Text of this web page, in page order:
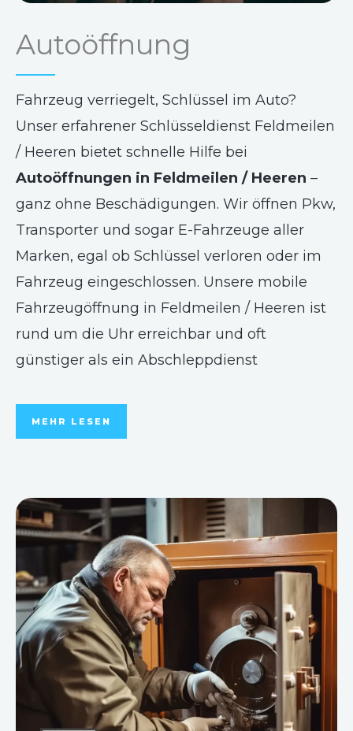
Autoöffnung
Fahrzeug verriegelt, Schlüssel im Auto?
Unser erfahrener Schlüsseldienst Feldmeilen
/ Heeren bietet schnelle Hilfe bei
Autoöffnungen in Feldmeilen / Heeren –
ganz ohne Beschädigungen. Wir öffnen Pkw,
Transporter und sogar E-Fahrzeuge aller
Marken, egal ob Schlüssel verloren oder im
Fahrzeug eingeschlossen. Unsere mobile
Fahrzeugöffnung in Feldmeilen / Heeren ist
rund um die Uhr erreichbar und oft
günstiger als ein Abschleppdienst
MEHR LESEN